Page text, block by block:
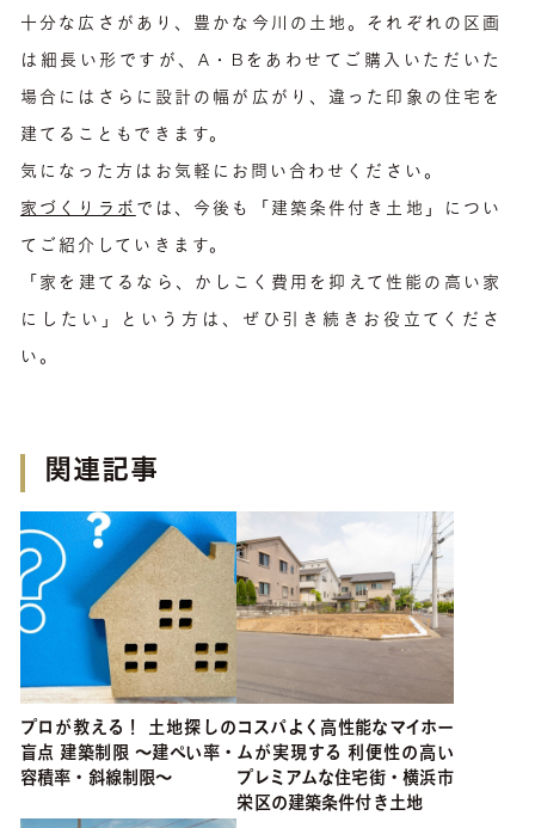
十分な広さがあり、豊かな今川の土地。それぞれの区画
は細長い形ですが、A・Bをあわせてご購入いただいた
場合にはさらに設計の幅が広がり、違った印象の住宅を
建てることもできます。
気になった方はお気軽にお問い合わせください。
家づくりラボ では、今後も「建築条件付き土地」につい
てご紹介していきます。
「家を建てるなら、かしこく費用を抑えて性能の高い家
にしたい」という方は、ぜひ引き続きお役立てくださ
い。
関連記事
プロが教える！ 土地探しの
盲点 建築制限 ～建ぺい率・
容積率・斜線制限～
コスパよく高性能なマイホー
ムが実現する 利便性の高い
プレミアムな住宅街・横浜市
栄区の建築条件付き土地